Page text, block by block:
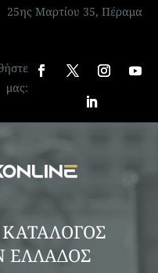
25ης Μαρτίου 35, Πέραμα
μας:
ΕΛΛΑΔΟΣ